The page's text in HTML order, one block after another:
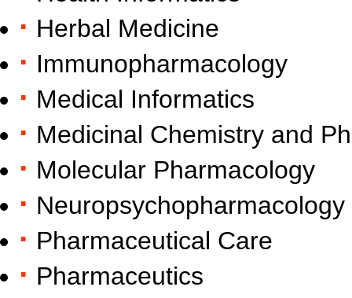
· Herbal Medicine
· Immunopharmacology
· Medical Informatics
· Medicinal Chemistry and
· Molecular Pharmacology
· Neuropsychopharmacology
· Pharmaceutical Care
· Pharmaceutics